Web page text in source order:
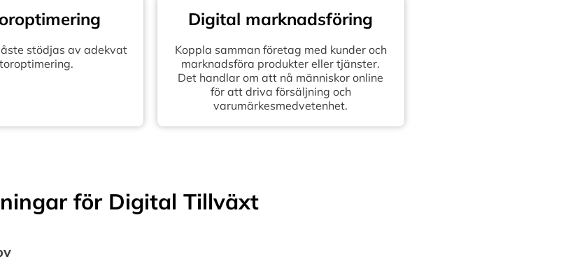
stödjas av adekvat
Digital marknadsföring
Koppla samman företag med kunder och
marknadsföra produkter eller tjänster.
Det handlar om att nå människor online
för att driva försäljning och
varumärkesmedvetenhet.
för Digital Tillväxt